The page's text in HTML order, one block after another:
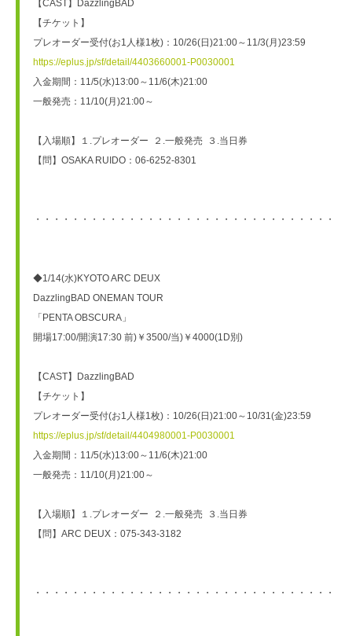
【CAST】DazzlingBAD
【チケット】
プレオーダー受付(お1人様1枚)：10/26(日)21:00～11/3(月)23:59
https://eplus.jp/sf/detail/4403660001-P0030001
入金期間：11/5(水)13:00～11/6(木)21:00
一般発売：11/10(月)21:00～
【入場順】１.プレオーダー  ２.一般発売  ３.当日券
【問】OSAKA RUIDO：06-6252-8301
・・・・・・・・・・・・・・・・・・・・・・・・・・・・・・・・・
◆1/14(水)KYOTO ARC DEUX
DazzlingBAD ONEMAN TOUR
「PENTA OBSCURA」
開場17:00/開演17:30 前)￥3500/当)￥4000(1D別)
【CAST】DazzlingBAD
【チケット】
プレオーダー受付(お1人様1枚)：10/26(日)21:00～10/31(金)23:59
https://eplus.jp/sf/detail/4404980001-P0030001
入金期間：11/5(水)13:00～11/6(木)21:00
一般発売：11/10(月)21:00～
【入場順】１.プレオーダー  ２.一般発売  ３.当日券
【問】ARC DEUX：075-343-3182
・・・・・・・・・・・・・・・・・・・・・・・・・・・・・・・・・